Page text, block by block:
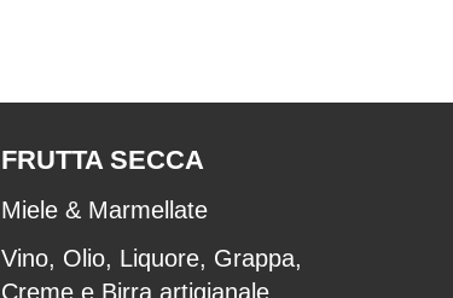
FRUTTA SECCA
Miele & Marmellate
Vino, Olio, Liquore, Grappa,
Creme e Birra artigianale